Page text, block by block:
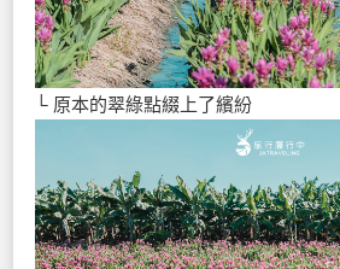
└ 原本的翠綠點綴上了繽紛